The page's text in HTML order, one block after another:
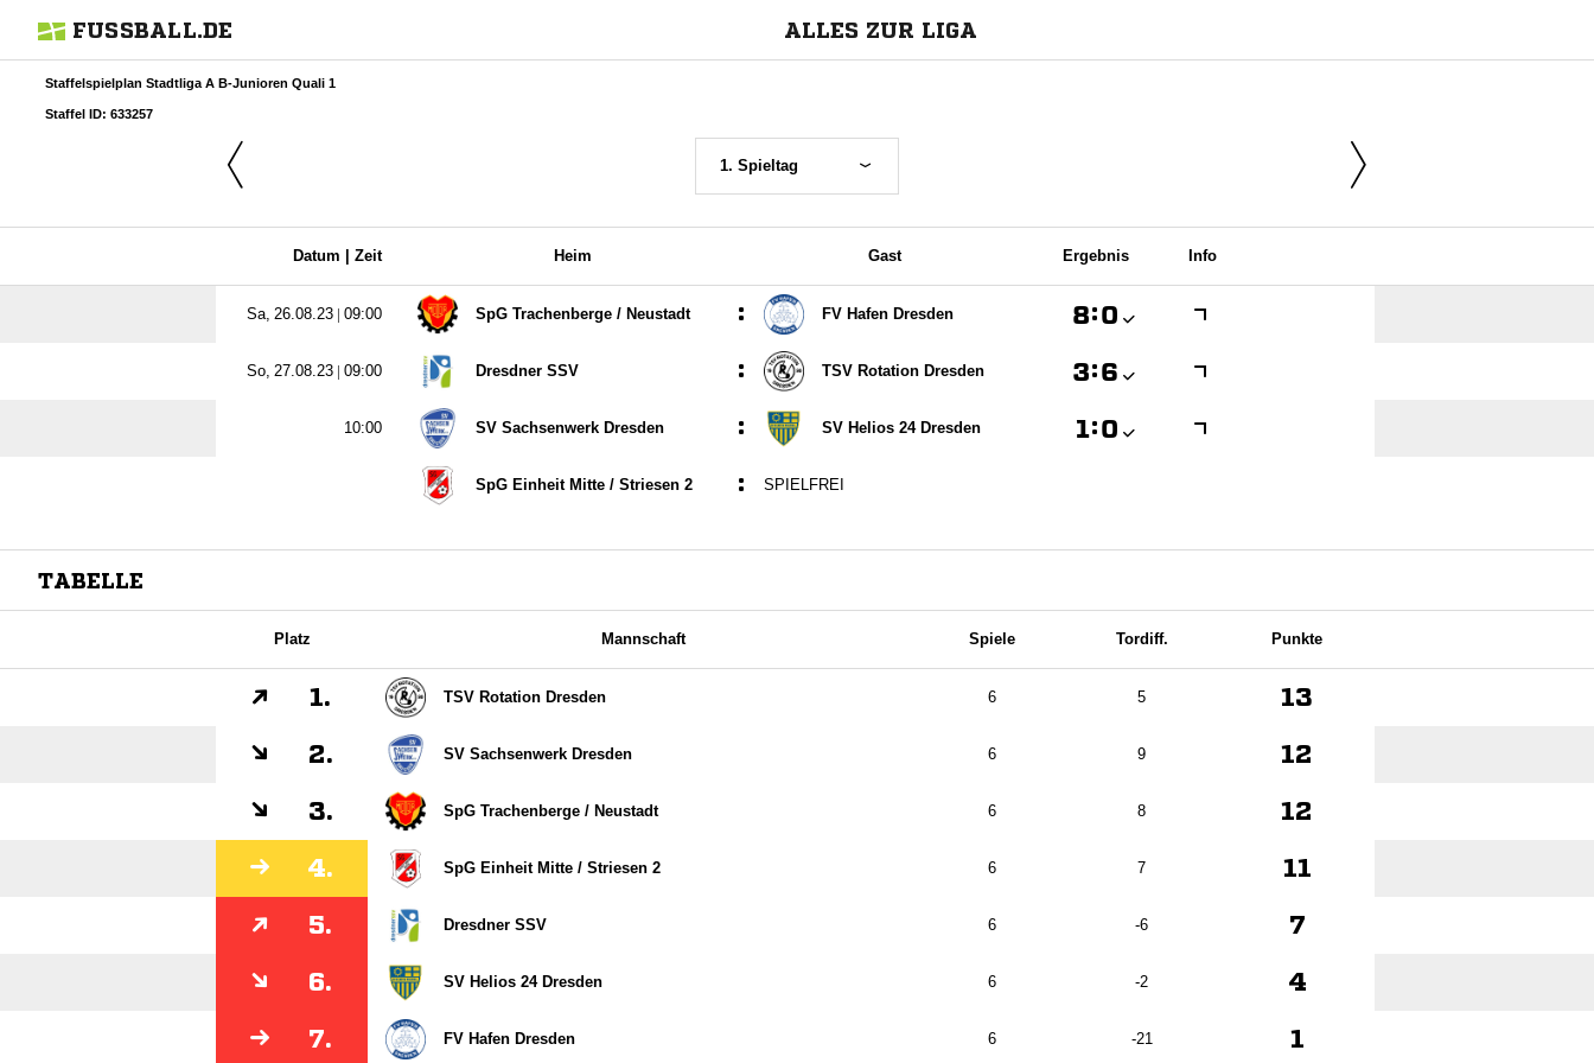
FUSSBALL.DE ALLES ZUR LIGA
Staffelspielplan Stadtliga A B-Junioren Quali 1
Staffel ID: 633257
1. Spieltag
Datum | Zeit Heim Gast Ergebnis Info
  |  SpG Trachenberge /​ Neustadt : FV Hafen Dresden :
  |  Dresdner SSV : TSV Rotation Dresden :
 SV Sachsenwerk Dresden : SV Helios 24 Dresden :
SpG Einheit Mitte /​ Striesen 2 : SPIELFREI
TABELLE
Platz Mannschaft Spiele Tordiff. Punkte
1. TSV Rotation Dresden 6 5 13
2. SV Sachsenwerk Dresden 6 9 12
3. SpG Trachenberge /​ Neustadt 6 8 12
4. SpG Einheit Mitte /​ Striesen 2 6 7 11
5. Dresdner SSV 6 -6 7
6. SV Helios 24 Dresden 6 -2 4
7. FV Hafen Dresden 6 -21 1